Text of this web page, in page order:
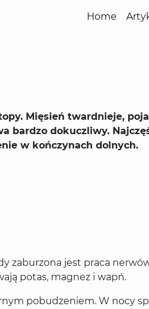
Home
Mięsień twardnieje,
bardzo dokuczliwy.
w kończynach dolnych.
zaburzona jest praca
potas, magnez i wapń.
pobudzeniem. W nocy